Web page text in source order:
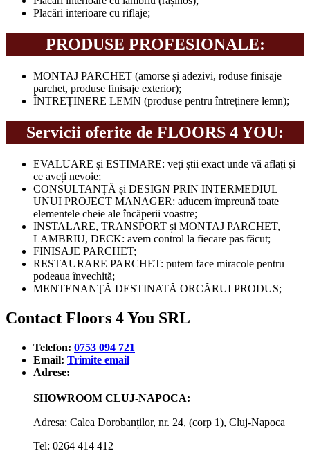
Placări interioare cu riflaje;
PRODUSE PROFESIONALE:
MONTAJ PARCHET (amorse și adezivi, roduse finisaje
parchet, produse finisaje exterior);
ÎNTREȚINERE LEMN (produse pentru întreținere lemn);
Servicii oferite de FLOORS 4 YOU:
EVALUARE și ESTIMARE: veți știi exact unde vă aflați și
ce aveți nevoie;
CONSULTANȚĂ și DESIGN PRIN INTERMEDIUL
UNUI PROJECT MANAGER: aducem împreună toate
elementele cheie ale încăperii voastre;
INSTALARE, TRANSPORT și MONTAJ PARCHET,
LAMBRIU, DECK: avem control la fiecare pas făcut;
FINISAJE PARCHET;
RESTAURARE PARCHET: putem face miracole pentru
podeaua învechită;
MENTENANŢĂ DESTINATĂ ORCĂRUI PRODUS;
Contact Floors 4 You SRL
Telefon: 0753 094 721
Email: Trimite email
Adrese:
SHOWROOM CLUJ-NAPOCA:
Adresa: Calea Dorobanților, nr. 24, (corp 1), Cluj-Napoca
Tel: 0264 414 412